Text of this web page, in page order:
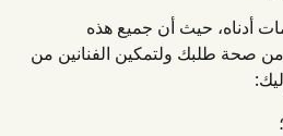
أدناه، حيث أن جميع هذه
صحة طلبك ولتمكين الفنانين من